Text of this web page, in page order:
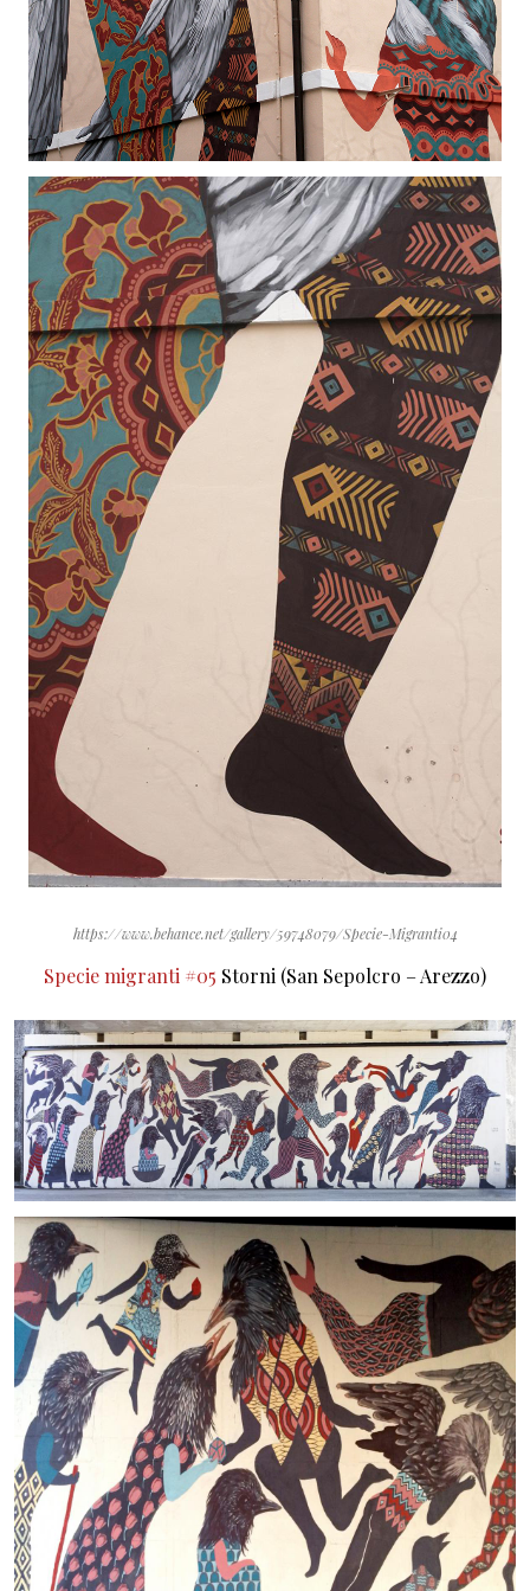
https://www.behance.net/gallery/59748079/Specie-Migranti04
Specie migranti #05 Storni (San Sepolcro – Arezzo)